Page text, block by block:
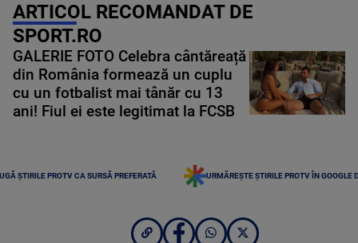
ARTICOL RECOMANDAT DE
SPORT.RO
GALERIE FOTO Celebra cântăreață
din România formează un cuplu
cu un fotbalist mai tânăr cu 13
ani! Fiul ei este legitimat la FCSB
ȘTIRILE PROTV CA SURSĂ PREFERATĂ URMĂREȘTE ȘTIRILE PROTV ÎN GOOGLE